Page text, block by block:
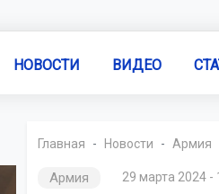
НОВОСТИ ВИДЕО
Главная Новости Армия
Армия 29 марта 2024 -